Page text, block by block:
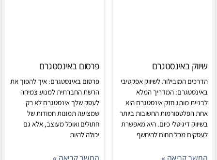
שיווק באינסטגרם
הדרכים המובילות לשיווק אפקטיבי
באינסטגרם: המדריך המלא
לבניית מותג חזק אינסטגרם היא
אחת הפלטפורמות החשובות ביותר
בשיווק דיגיטלי כיום. היא מאפשרת
לעסקים מכל תחום להיחשף
פרסום באינסטגרם
פרסום באינסטגרם: איך להפוך את
הרשת החברתית למנוע צמיחה
לעסק שלך אינסטגרם לא רק
שמציעה תמונות חמודות של
חתולים ואוכל מעוצב, אלא גם
יכולה להיות